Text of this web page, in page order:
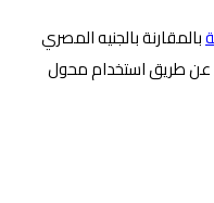
بالمقارنة بالجنيه المصري
عن طريق استخدام محول